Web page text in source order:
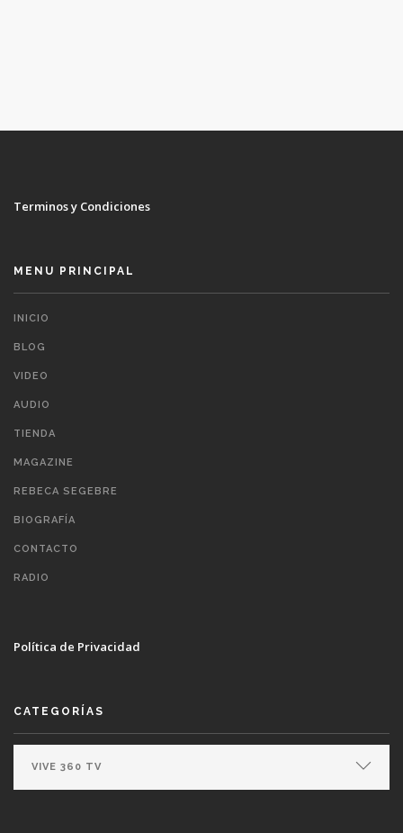
Terminos y Condiciones
MENU PRINCIPAL
INICIO
BLOG
VIDEO
AUDIO
TIENDA
MAGAZINE
REBECA SEGEBRE
BIOGRAFÍA
CONTACTO
RADIO
Política de Privacidad
CATEGORÍAS